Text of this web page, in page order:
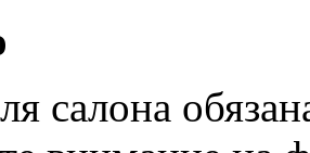
салона